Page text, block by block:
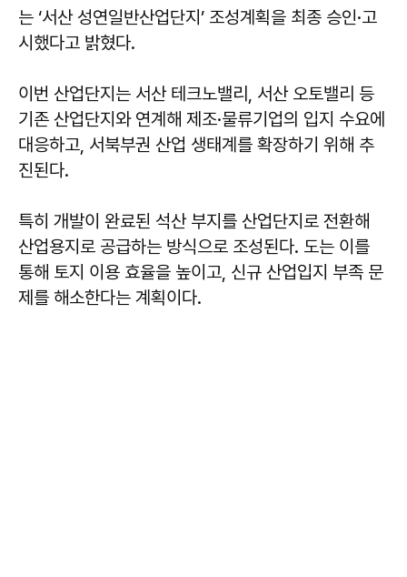
는 ‘서산 성연일반산업단지’ 조성계획을 최종 승인·고
시했다고 밝혔다.
이번 산업단지는 서산 테크노밸리, 서산 오토밸리 등
기존 산업단지와 연계해 제조·물류기업의 입지 수요에
대응하고, 서북부권 산업 생태계를 확장하기 위해 추
진된다.
특히 개발이 완료된 석산 부지를 산업단지로 전환해
산업용지로 공급하는 방식으로 조성된다. 도는 이를
통해 토지 이용 효율을 높이고, 신규 산업입지 부족 문
제를 해소한다는 계획이다.